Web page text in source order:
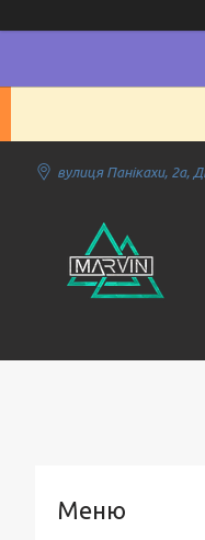
вулиця Панікахи, 2а,